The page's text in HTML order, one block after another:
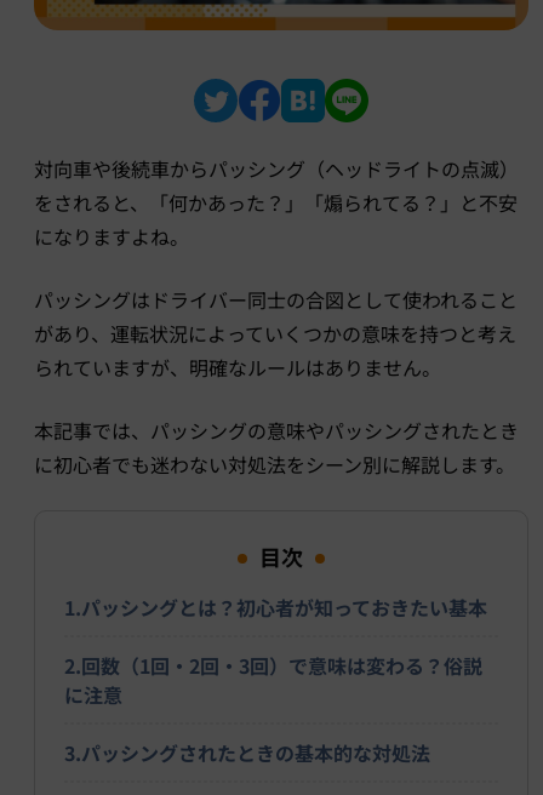
対向車や後続車からパッシング（ヘッドライトの点滅）
をされると、「何かあった？」「煽られてる？」と不安
になりますよね。
パッシングはドライバー同士の合図として使われること
があり、運転状況によっていくつかの意味を持つと考え
られていますが、明確なルールはありません。
本記事では、パッシングの意味やパッシングされたとき
に初心者でも迷わない対処法をシーン別に解説します。
目次
1.パッシングとは？初心者が知っておきたい基本
2.回数（1回・2回・3回）で意味は変わる？俗説
に注意
3.パッシングされたときの基本的な対処法